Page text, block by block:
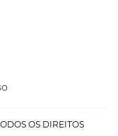
OS DIREITOS